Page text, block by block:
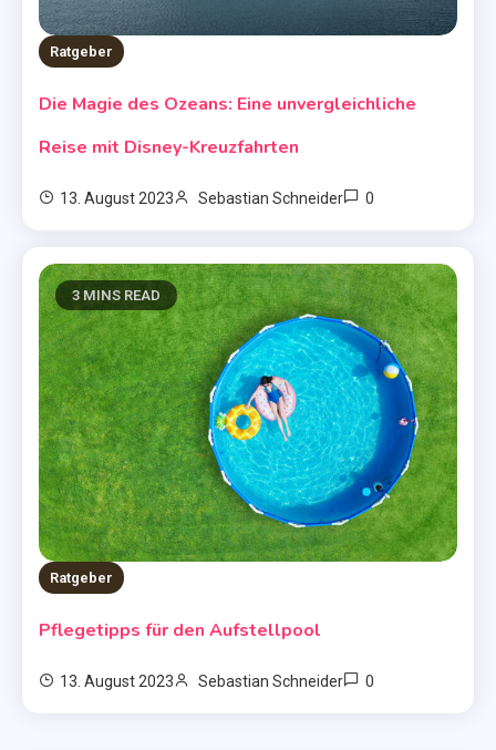
Ratgeber
Die Magie des Ozeans: Eine unvergleichliche
Reise mit Disney-Kreuzfahrten
13. August 2023 Sebastian Schneider 0
3 MINS READ
Ratgeber
Pflegetipps für den Aufstellpool
13. August 2023 Sebastian Schneider 0